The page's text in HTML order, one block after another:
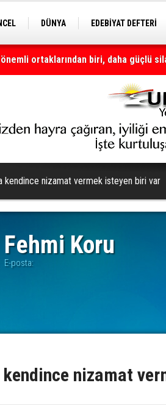
DÜNYA EDEBİYAT DEFTERİ
ortaklarından biri, daha güçlü
kendince nizamat vermek isteyen biri var
Fehmi Koru
E-posta:
kendince nizamat